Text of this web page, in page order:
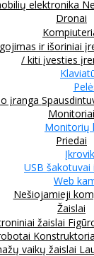
elektronika
Dronai
ir išoriniai
/ kiti įvesties
įranga
Monitoriai
Monitorių
Priedai
USB šakotuvai
Web
Nešiojamieji
Žaislai
žaislai
vaikų žaislai